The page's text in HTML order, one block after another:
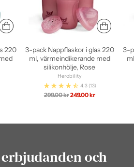
220
3-pack Nappflaskor i glas 220
ml, värmeindikerande med
silikonhölje, Rose
Herobility
4.3 (13)
Ordinarie
299.00 kr249.00 kr
3-
och